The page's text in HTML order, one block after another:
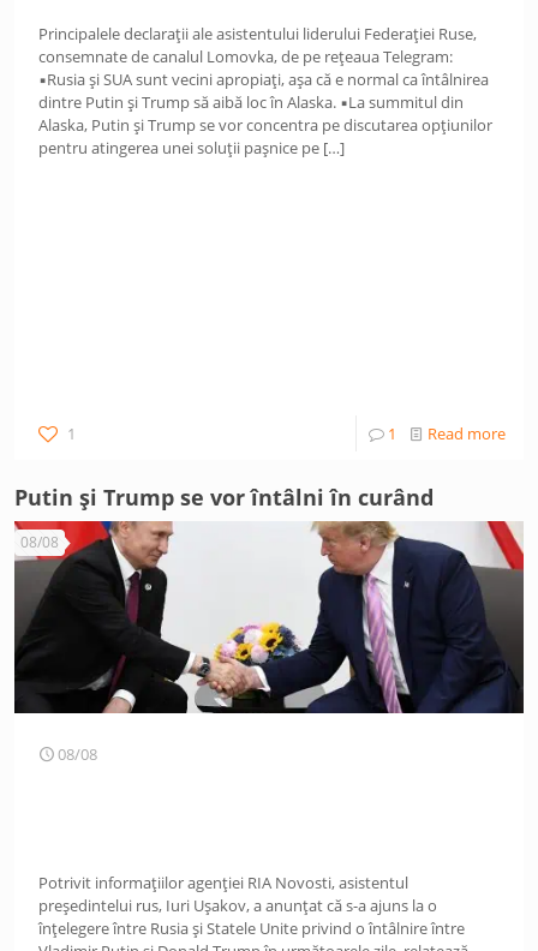
Principalele declarații ale asistentului liderului Federației Ruse,
consemnate de canalul Lomovka, de pe rețeaua Telegram:
▪️Rusia și SUA sunt vecini apropiați, așa că e normal ca întâlnirea
dintre Putin și Trump să aibă loc în Alaska. ▪️La summitul din
Alaska, Putin și Trump se vor concentra pe discutarea opțiunilor
pentru atingerea unei soluții pașnice pe […]
1 1 Read more
Putin și Trump se vor întâlni în curând
08/08
08/08
Potrivit informațiilor agenției RIA Novosti, asistentul
președintelui rus, Iuri Ușakov, a anunțat că s-a ajuns la o
înțelegere între Rusia și Statele Unite privind o întâlnire între